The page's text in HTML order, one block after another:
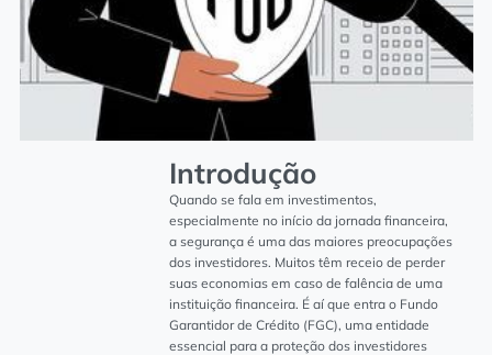
Introdução
Quando se fala em investimentos,
especialmente no início da jornada financeira,
a segurança é uma das maiores preocupações
dos investidores. Muitos têm receio de perder
suas economias em caso de falência de uma
instituição financeira. É aí que entra o Fundo
Garantidor de Crédito (FGC), uma entidade
essencial para a proteção dos investidores